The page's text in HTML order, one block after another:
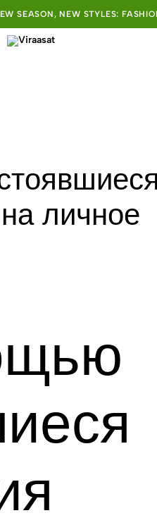
SEASON, NEW STYLES:
личное